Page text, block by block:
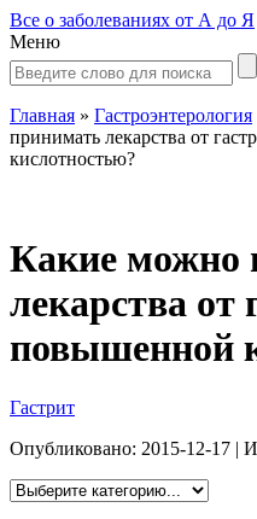
Все о заболеваниях от А до Я
Меню
Главная » Гастроэнтерология
принимать лекарства от
кислотностью?
Какие можно
лекарства от
повышенной
Гастрит
Опубликовано: 2015-12-17 |